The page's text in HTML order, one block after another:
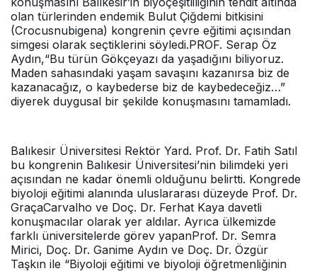
olan türlerinden endemik Bulut Çiğdemi bitkisini
(Crocusnubigena) kongrenin çevre eğitimi açısından
simgesi olarak seçtiklerini söyledi.PROF. Serap Öz
Aydın,“Bu türün Gökçeyazı da yaşadığını biliyoruz.
Maden sahasındaki yaşam savaşını kazanırsa biz de
kazanacağız, o kaybederse biz de kaybedeceğiz…”
diyerek duygusal bir şekilde konuşmasını tamamladı.
Balıkesir Üniversitesi Rektör Yard. Prof. Dr. Fatih Satıl
bu kongrenin Balıkesir Üniversitesi’nin bilimdeki yeri
açısından ne kadar önemli olduğunu belirtti. Kongrede
biyoloji eğitimi alanında uluslararası düzeyde Prof. Dr.
GraçaCarvalho ve Doç. Dr. Ferhat Kaya davetli
konuşmacılar olarak yer aldılar. Ayrıca ülkemizde
farklı üniversitelerde görev yapanProf. Dr. Semra
Mirici, Doç. Dr. Ganime Aydın ve Doç. Dr. Özgür
Taşkın ile “Biyoloji eğitimi ve biyoloji öğretmenliğinin